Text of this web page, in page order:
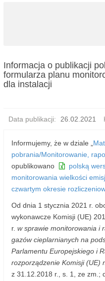
Informacja o publikacji
formularza planu
dla instalacji
Data publikacji: 26.02.2021
Informujemy, że w dziale „
pobrania/Monitorowanie,
opublikowano
polską
monitorowania wielkości
czwartym okresie
Od dnia 1 stycznia 2021 r.
wykonawcze Komisji (UE)
r. w sprawie monitorowania i
gazów cieplarnianych na
Parlamentu Europejskiego i
rozporządzenie Komisji (UE)
z 31.12.2018 r., s. 1, ze zm.;